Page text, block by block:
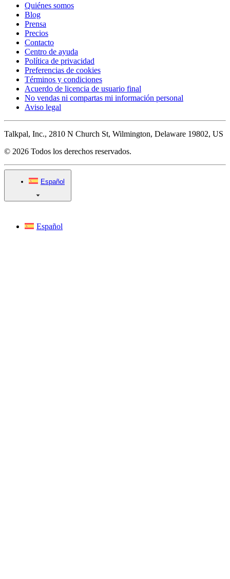
Quiénes somos
Blog
Prensa
Precios
Contacto
Centro de ayuda
Política de privacidad
Preferencias de cookies
Términos y condiciones
Acuerdo de licencia de usuario final
No vendas ni compartas mi información personal
Aviso legal
Talkpal, Inc., 2810 N Church St, Wilmington, Delaware 19802, US
© 2026 Todos los derechos reservados.
Español
Español